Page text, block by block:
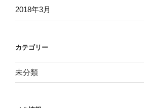
2018年3月
カテゴリー
未分類